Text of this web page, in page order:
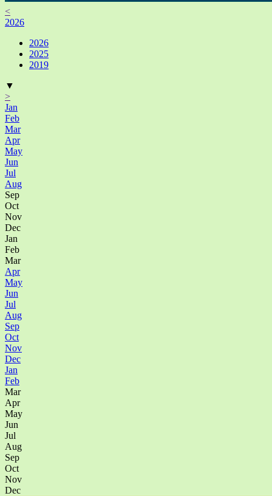
<
2026
2026
2025
2019
▼
>
Jan
Feb
Mar
Apr
May
Jun
Jul
Aug
Sep
Oct
Nov
Dec
Jan
Feb
Mar
Apr
May
Jun
Jul
Aug
Sep
Oct
Nov
Dec
Jan
Feb
Mar
Apr
May
Jun
Jul
Aug
Sep
Oct
Nov
Dec